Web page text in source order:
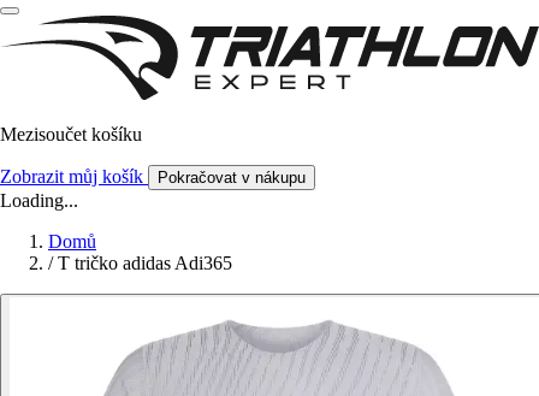
Mezisoučet košíku
Zobrazit můj košík Pokračovat v nákupu
Loading...
Domů
/ T tričko adidas Adi365